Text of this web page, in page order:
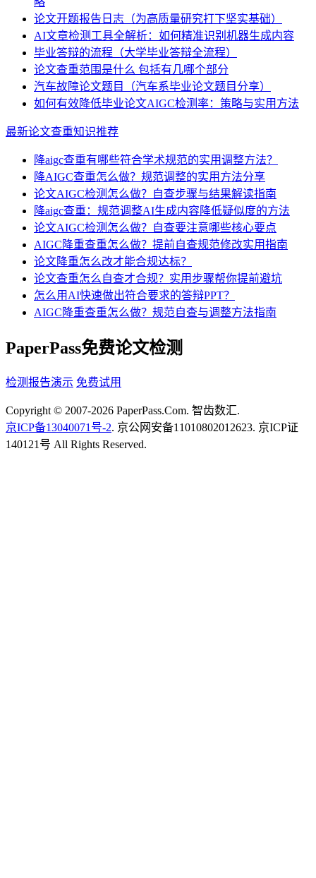
论文开题报告日志（为高质量研究打下坚实基础）
AI文章检测工具全解析：如何精准识别机器生成内容
毕业答辩的流程（大学毕业答辩全流程）
论文查重范围是什么 包括有几哪个部分
汽车故障论文题目（汽车系毕业论文题目分享）
如何有效降低毕业论文AIGC检测率：策略与实用方法
最新论文查重知识推荐
降aigc查重有哪些符合学术规范的实用调整方法？
降AIGC查重怎么做？规范调整的实用方法分享
论文AIGC检测怎么做？自查步骤与结果解读指南
降aigc查重：规范调整AI生成内容降低疑似度的方法
论文AIGC检测怎么做？自查要注意哪些核心要点
AIGC降重查重怎么做？提前自查规范修改实用指南
论文降重怎么改才能合规达标？
论文查重怎么自查才合规？实用步骤帮你提前避坑
怎么用AI快速做出符合要求的答辩PPT？
AIGC降重查重怎么做？规范自查与调整方法指南
PaperPass免费论文检测
检测报告演示 免费试用
Copyright © 2007-2026 PaperPass.Com. 智齿数汇.
京ICP备13040071号-2. 京公网安备11010802012623. 京ICP证
140121号 All Rights Reserved.